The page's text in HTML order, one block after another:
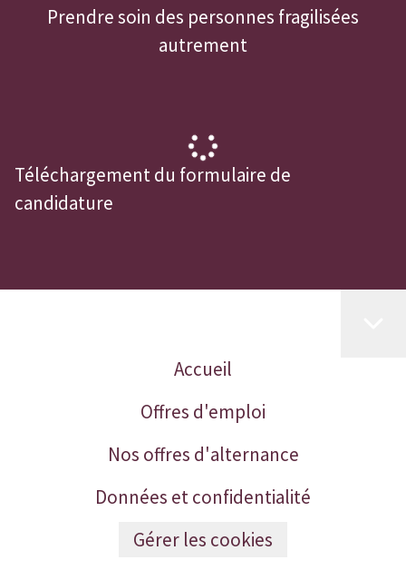
Prendre soin des personnes fragilisées
autrement
Téléchargement du formulaire de
candidature
Accueil
Offres d'emploi
Nos offres d'alternance
Données et confidentialité
Gérer les cookies